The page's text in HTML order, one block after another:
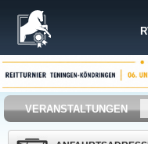
VERANSTALTUNGEN